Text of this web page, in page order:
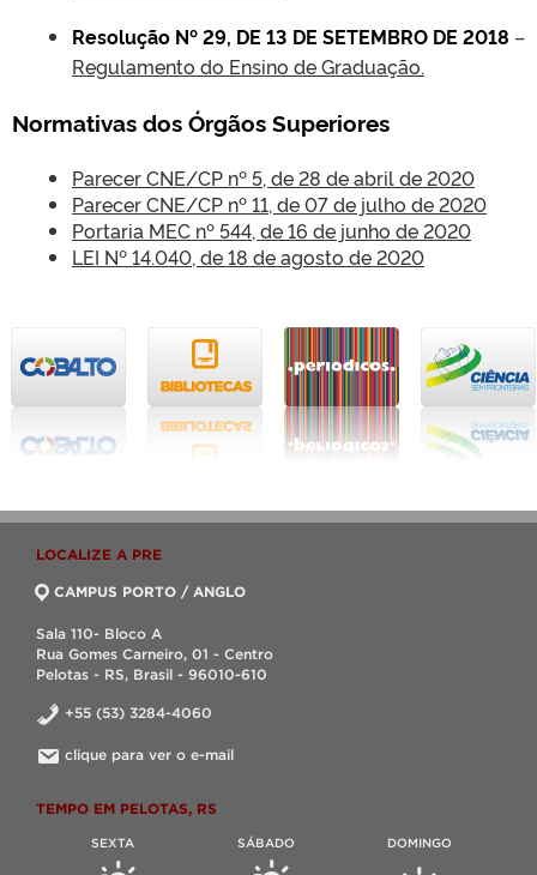
Resolução Nº 29, DE 13 DE SETEMBRO DE 2018 –
Regulamento do Ensino de Graduação.
Normativas dos Órgãos Superiores
Parecer CNE/CP nº 5, de 28 de abril de 2020
Parecer CNE/CP nº 11, de 07 de julho de 2020
Portaria MEC nº 544, de 16 de junho de 2020
LEI Nº 14.040, de 18 de agosto de 2020
LOCALIZE A PRE
CAMPUS PORTO / ANGLO
Sala 110- Bloco A
Rua Gomes Carneiro, 01 - Centro
Pelotas - RS, Brasil - 96010-610
+55 (53) 3284-4060
clique para ver o e-mail
TEMPO EM PELOTAS, RS
SEXTA SÁBADO DOMINGO